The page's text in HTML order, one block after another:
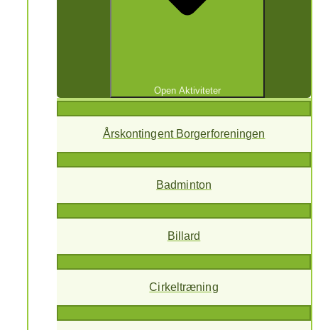
Open Aktiviteter
Årskontingent Borgerforeningen
Badminton
Billard
Cirkeltræning